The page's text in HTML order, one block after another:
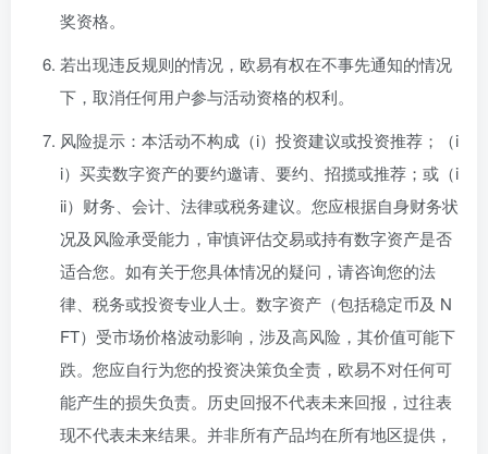
奖资格。
若出现违反规则的情况，欧易有权在不事先通知的情况
下，取消任何用户参与活动资格的权利。
风险提示：本活动不构成（i）投资建议或投资推荐；（i
i）买卖数字资产的要约邀请、要约、招揽或推荐；或（i
ii）财务、会计、法律或税务建议。您应根据自身财务状
况及风险承受能力，审慎评估交易或持有数字资产是否
适合您。如有关于您具体情况的疑问，请咨询您的法
律、税务或投资专业人士。数字资产（包括稳定币及 N
FT）受市场价格波动影响，涉及高风险，其价值可能下
跌。您应自行为您的投资决策负全责，欧易不对任何可
能产生的损失负责。历史回报不代表未来回报，过往表
现不代表未来结果。并非所有产品均在所有地区提供，